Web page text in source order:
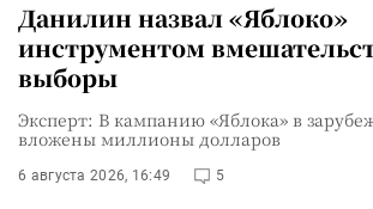
Данилин назвал «Яблоко»
инструментом
выборы
Эксперт: В кампанию «Яблока» в
вложены миллионы долларов
6 августа 2026, 16:49 5